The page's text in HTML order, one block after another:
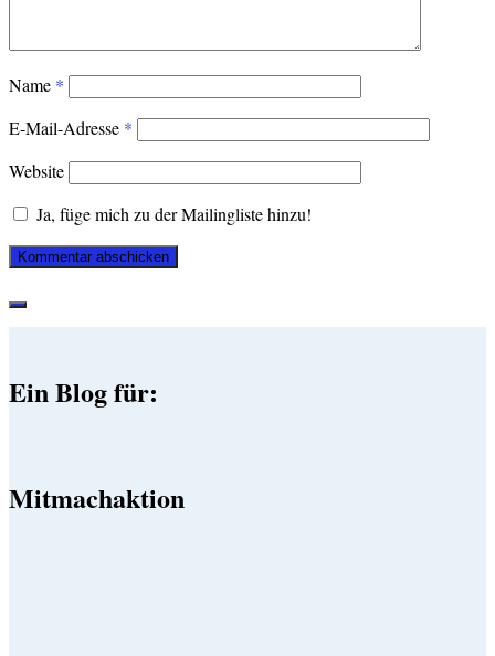
Name *
E-Mail-Adresse *
Website
Ja, füge mich zu der Mailingliste hinzu!
Ein Blog für:
Mitmachaktion